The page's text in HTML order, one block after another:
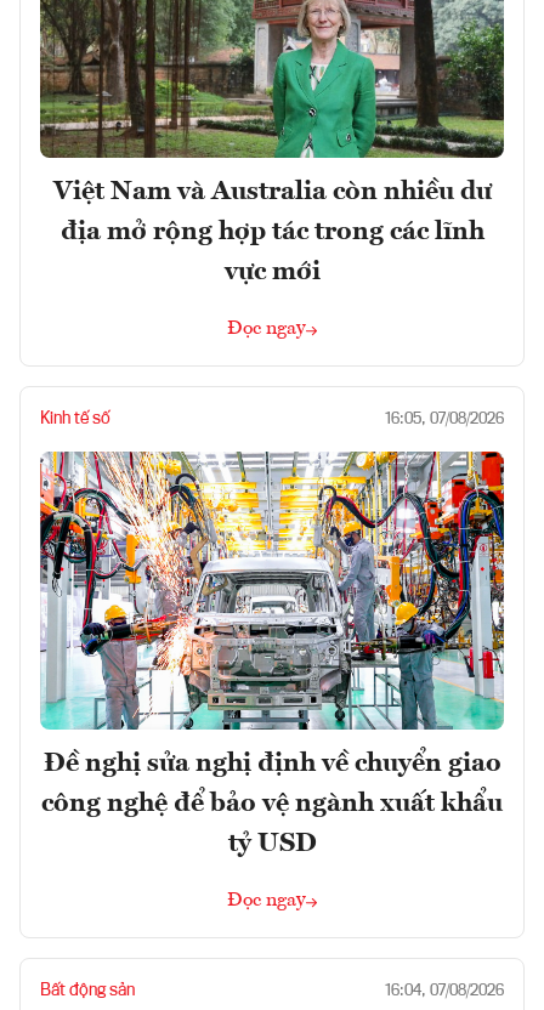
Việt Nam và Australia còn nhiều dư
địa mở rộng hợp tác trong các lĩnh
vực mới
Đọc ngay
Kinh tế số 16:05, 07/08/2026
Đề nghị sửa nghị định về chuyển giao
công nghệ để bảo vệ ngành xuất khẩu
tỷ USD
Đọc ngay
Bất động sản 16:04, 07/08/2026